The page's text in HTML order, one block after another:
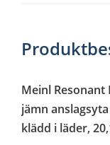
Meinl
jämn
klädd i läder,